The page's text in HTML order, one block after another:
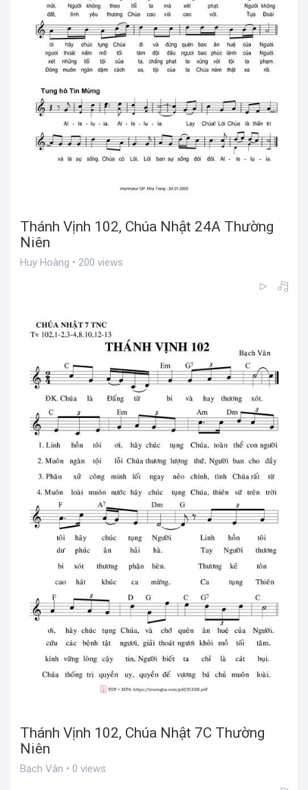
Thánh Vịnh 102, Chúa Nhật 24A Thường
Niên
Huy Hoàng • 200 views
Thánh Vịnh 102, Chúa Nhật 7C Thường
Niên
Bạch Vân • 0 views